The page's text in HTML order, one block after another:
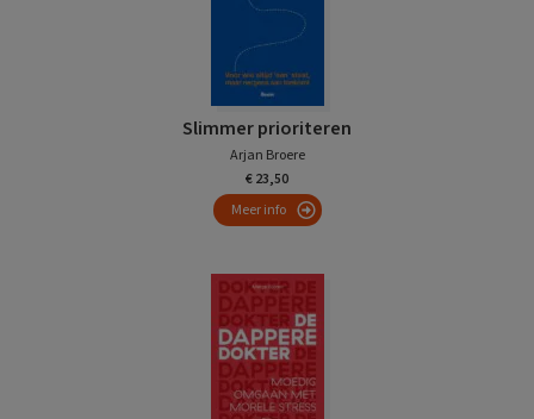
Slimmer prioriteren
Arjan Broere
€ 23,50
Meer info